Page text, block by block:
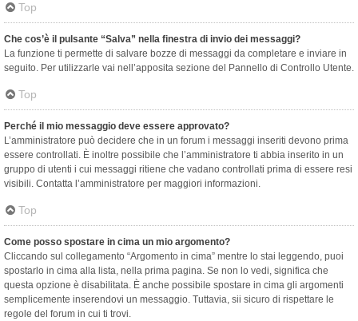
Top
Che cos’è il pulsante “Salva” nella finestra di invio dei messaggi?
La funzione ti permette di salvare bozze di messaggi da completare e inviare in
seguito. Per utilizzarle vai nell’apposita sezione del Pannello di Controllo Utente.
Top
Perché il mio messaggio deve essere approvato?
L’amministratore può decidere che in un forum i messaggi inseriti devono prima
essere controllati. È inoltre possibile che l’amministratore ti abbia inserito in un
gruppo di utenti i cui messaggi ritiene che vadano controllati prima di essere resi
visibili. Contatta l’amministratore per maggiori informazioni.
Top
Come posso spostare in cima un mio argomento?
Cliccando sul collegamento “Argomento in cima” mentre lo stai leggendo, puoi
spostarlo in cima alla lista, nella prima pagina. Se non lo vedi, significa che
questa opzione è disabilitata. È anche possibile spostare in cima gli argomenti
semplicemente inserendovi un messaggio. Tuttavia, sii sicuro di rispettare le
regole del forum in cui ti trovi.